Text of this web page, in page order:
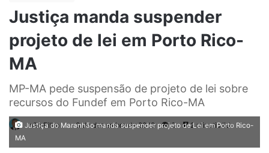
Justiça manda suspender
projeto de lei em Porto Rico-
MA
MP-MA pede suspensão de projeto de lei sobre
recursos do Fundef em Porto Rico-MA
João Filho 3 de dezembro de 2019 0 2 minutis lido
Justiça do Maranhão manda suspender projeto de Lei em Porto Rico-
MA